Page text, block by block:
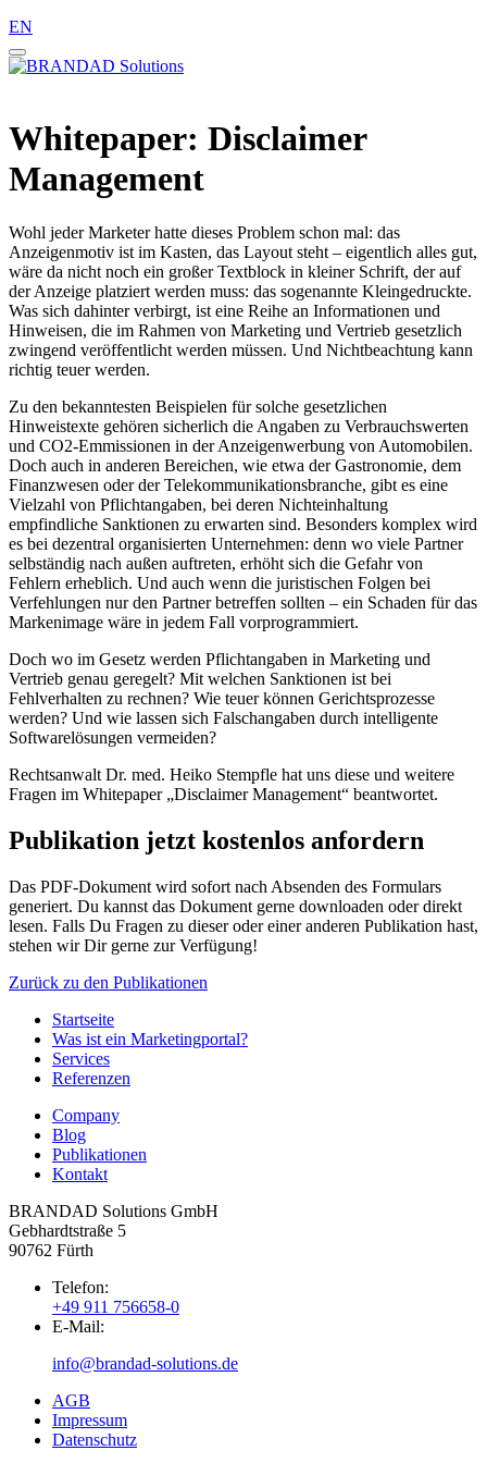
EN
Whitepaper: Disclaimer
Management
Wohl jeder Marketer hatte dieses Problem schon mal: das
Anzeigenmotiv ist im Kasten, das Layout steht – eigentlich alles gut,
wäre da nicht noch ein großer Textblock in kleiner Schrift, der auf
der Anzeige platziert werden muss: das sogenannte Kleingedruckte.
Was sich dahinter verbirgt, ist eine Reihe an Informationen und
Hinweisen, die im Rahmen von Marketing und Vertrieb gesetzlich
zwingend veröffentlicht werden müssen. Und Nichtbeachtung kann
richtig teuer werden.
Zu den bekanntesten Beispielen für solche gesetzlichen
Hinweistexte gehören sicherlich die Angaben zu Verbrauchswerten
und CO2-Emmissionen in der Anzeigenwerbung von Automobilen.
Doch auch in anderen Bereichen, wie etwa der Gastronomie, dem
Finanzwesen oder der Telekommunikationsbranche, gibt es eine
Vielzahl von Pflichtangaben, bei deren Nichteinhaltung
empfindliche Sanktionen zu erwarten sind. Besonders komplex wird
es bei dezentral organisierten Unternehmen: denn wo viele Partner
selbständig nach außen auftreten, erhöht sich die Gefahr von
Fehlern erheblich. Und auch wenn die juristischen Folgen bei
Verfehlungen nur den Partner betreffen sollten – ein Schaden für das
Markenimage wäre in jedem Fall vorprogrammiert.
Doch wo im Gesetz werden Pflichtangaben in Marketing und
Vertrieb genau geregelt? Mit welchen Sanktionen ist bei
Fehlverhalten zu rechnen? Wie teuer können Gerichtsprozesse
werden? Und wie lassen sich Falschangaben durch intelligente
Softwarelösungen vermeiden?
Rechtsanwalt Dr. med. Heiko Stempfle hat uns diese und weitere
Fragen im Whitepaper „Disclaimer Management“ beantwortet.
Publikation jetzt kostenlos anfordern
Das PDF-Dokument wird sofort nach Absenden des Formulars
generiert. Du kannst das Dokument gerne downloaden oder direkt
lesen. Falls Du Fragen zu dieser oder einer anderen Publikation hast,
stehen wir Dir gerne zur Verfügung!
Zurück zu den Publikationen
Startseite
Was ist ein Marketingportal?
Services
Referenzen
Company
Blog
Publikationen
Kontakt
BRANDAD Solutions GmbH
Gebhardtstraße 5
90762 Fürth
Telefon:
+49 911 756658-0
E-Mail:
info@brandad-solutions.de
AGB
Impressum
Datenschutz